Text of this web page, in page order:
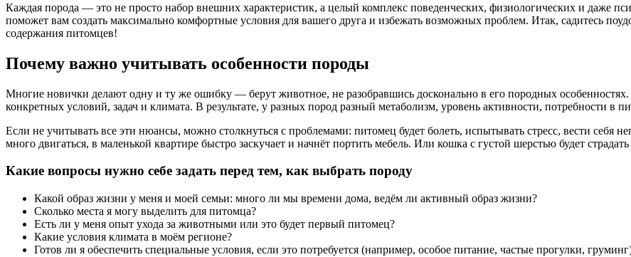
Каждая порода — это не просто набор внешних характеристик, а целый комплекс поведенческих, физиологических и даже
поможет вам создать максимально комфортные условия для вашего друга и избежать возможных проблем. Итак, садитесь
содержания питомцев!
Почему важно учитывать особенности породы
Многие новички делают одну и ту же ошибку — берут животное, не разобравшись досконально в его породных
конкретных условий, задач и климата. В результате, у разных пород разный метаболизм, уровень активности, потребности в
Если не учитывать все эти нюансы, можно столкнуться с проблемами: питомец будет болеть, испытывать стресс, вести себя
много двигаться, в маленькой квартире быстро заскучает и начнёт портить мебель. Или кошка с густой шерстью будет
Какие вопросы нужно себе задать перед тем, как выбрать породу
Какой образ жизни у меня и моей семьи: много ли мы времени дома, ведём ли активный образ жизни?
Сколько места я могу выделить для питомца?
Есть ли у меня опыт ухода за животными или это будет первый питомец?
Какие условия климата в моём регионе?
Готов ли я обеспечить специальные условия, если это потребуется (например, особое питание, частые прогулки,